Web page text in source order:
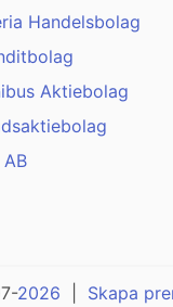
Handelsbolag
Aktiebolag
2026
Skapa